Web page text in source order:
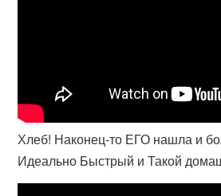
Хлеб! Наконец-то ЕГО нашла и
Идеально Быстрый и Такой